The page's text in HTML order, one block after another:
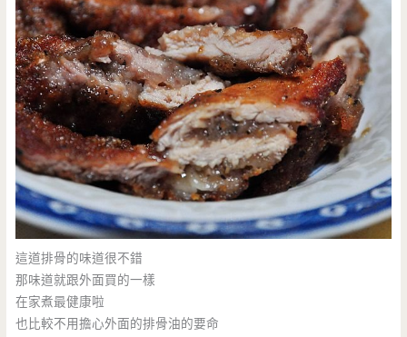
這道排骨的味道很不錯
那味道就跟外面買的一樣
在家煮最健康啦
也比較不用擔心外面的排骨油的要命